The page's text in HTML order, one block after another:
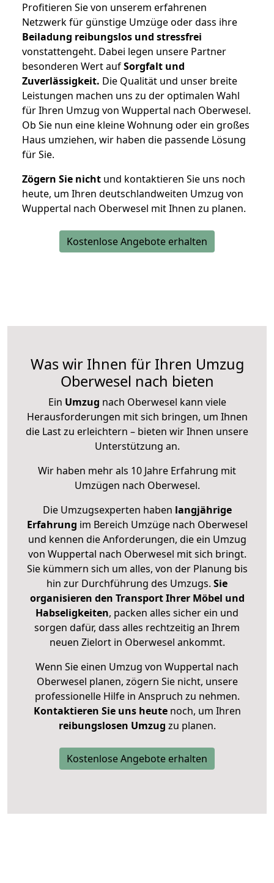
Profitieren Sie von unserem erfahrenen
Netzwerk für günstige Umzüge oder dass ihre
Beiladung reibungslos und stressfrei
vonstattengeht. Dabei legen unsere Partner
besonderen Wert aufSorgfalt und
Zuverlässigkeit. Die Qualität und unser breite
Leistungen machen uns zu der optimalen Wahl
für Ihren Umzug von Wuppertal nach Oberwesel.
Ob Sie nun eine kleine Wohnung oder ein großes
Haus umziehen, wir haben die passende Lösung
für Sie.
Zögern Sie nicht und kontaktieren Sie uns noch
heute, um Ihren deutschlandweiten Umzug von
Wuppertal nach Oberwesel mit Ihnen zu planen.
Kostenlose Angebote erhalten
Was wir Ihnen für Ihren Umzug
Oberwesel nach bieten
Ein Umzug nach Oberwesel kann viele
Herausforderungen mit sich bringen, um Ihnen
die Last zu erleichtern – bieten wir Ihnen unsere
Unterstützung an.
Wir haben mehr als 10 Jahre Erfahrung mit
Umzügen nach Oberwesel.
Die Umzugsexperten haben langjährige
Erfahrung im Bereich Umzüge nach Oberwesel
und kennen die Anforderungen, die ein Umzug
von Wuppertal nach Oberwesel mit sich bringt.
Sie kümmern sich um alles, von der Planung bis
hin zur Durchführung des Umzugs. Sie
organisieren den Transport Ihrer Möbel und
Habseligkeiten, packen alles sicher ein und
sorgen dafür, dass alles rechtzeitig an Ihrem
neuen Zielort in Oberwesel ankommt.
Wenn Sie einen Umzug von Wuppertal nach
Oberwesel planen, zögern Sie nicht, unsere
professionelle Hilfe in Anspruch zu nehmen.
Kontaktieren Sie uns heutenoch, um Ihren
reibungslosen Umzug zu planen.
Kostenlose Angebote erhalten